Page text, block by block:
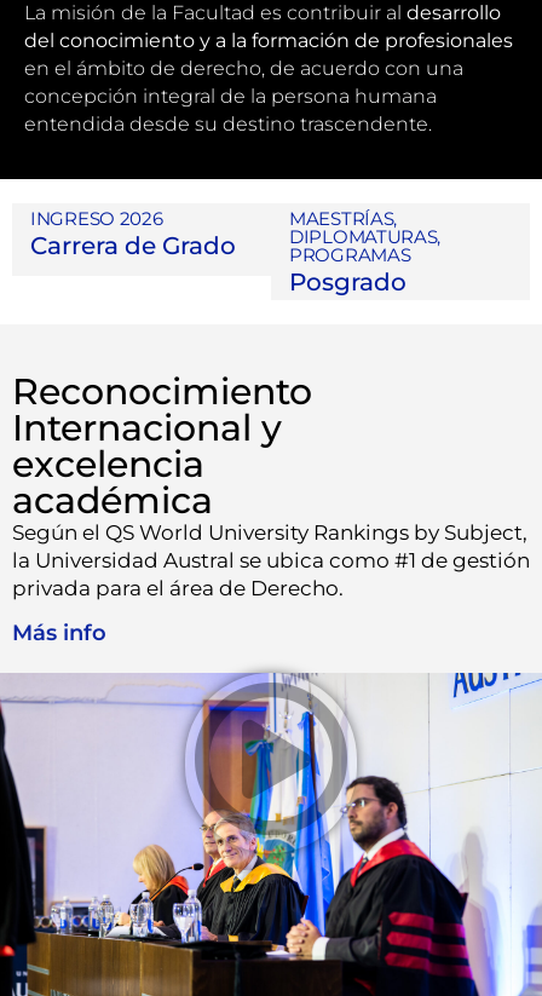
La misión de la Facultad es contribuir al desarrollo
del conocimiento y a la formación de profesionales
en el ámbito de derecho, de acuerdo con una
concepción integral de la persona humana
entendida desde su destino trascendente.
INGRESO 2026
Carrera de Grado
MAESTRÍAS,
DIPLOMATURAS,
PROGRAMAS
Posgrado
Reconocimiento
Internacional y
excelencia
académica
Según el QS World University Rankings by Subject,
la Universidad Austral se ubica como #1 de gestión
privada para el área de Derecho.
Más info